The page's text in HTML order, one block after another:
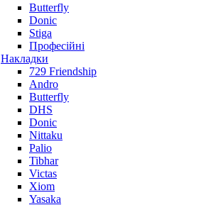
Butterfly
Donic
Stiga
Професійні
Накладки
729 Friendship
Andro
Butterfly
DHS
Donic
Nittaku
Palio
Tibhar
Victas
Xiom
Yasaka